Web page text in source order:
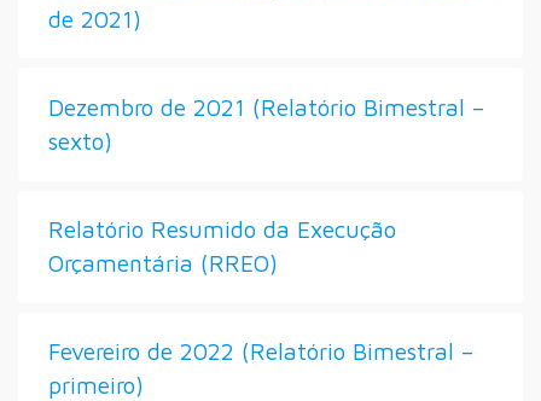
de 2021)
Dezembro de 2021 (Relatório Bimestral –
sexto)
Relatório Resumido da Execução
Orçamentária (RREO)
Fevereiro de 2022 (Relatório Bimestral –
primeiro)